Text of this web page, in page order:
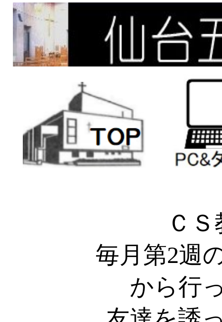
Ｃ
毎月第2週
から行